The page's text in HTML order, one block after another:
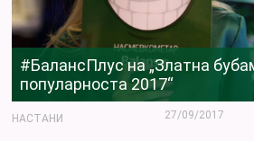
ПРОИЗВОДИ
КАМПАЊИ
ЧПП
#БалансПлус на „Златна
популарноста 2017“
НАСТАНИ 27/09/2017